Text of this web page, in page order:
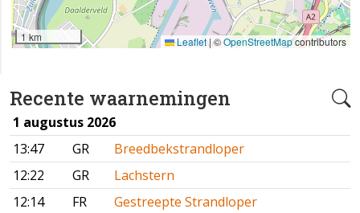
Recente waarnemingen
1 augustus 2026
13:47
GR
Breedbekstrandloper
12:22
GR
Lachstern
12:14
FR
Gestreepte Strandloper
1 km Leaflet |©OpenStreetMapcontributors